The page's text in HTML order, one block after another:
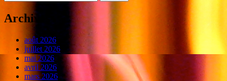
Archives
août 2026
juillet 2026
mai 2026
avril 2026
mars 2026